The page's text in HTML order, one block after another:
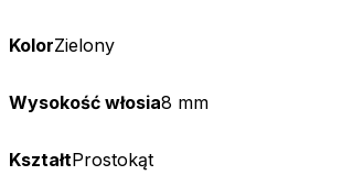
KolorZielony
Wysokość włosia8 mm
KształtProstokąt